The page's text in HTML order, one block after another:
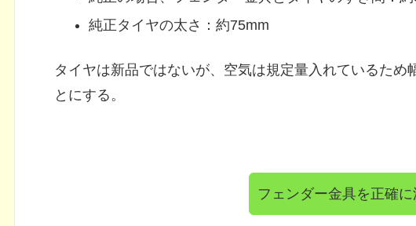
純正タイヤの太さ：約75mm
タイヤは新品ではないが、空気は規定量入れているため
とにする。
フェンダー金具を正確